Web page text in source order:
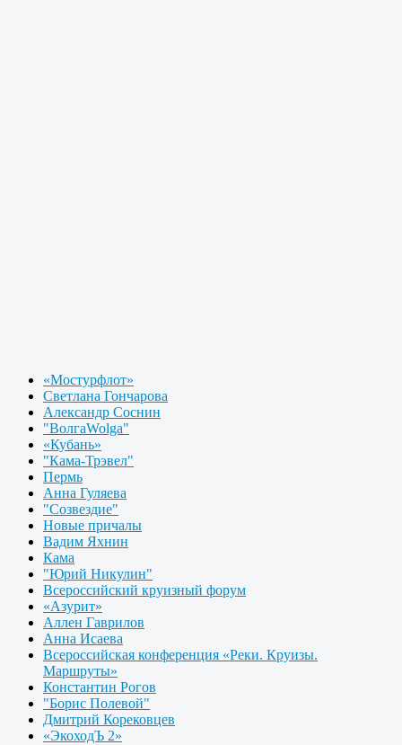
«Мостурфлот»
Светлана Гончарова
Александр Соснин
"ВолгаWolga"
«Кубань»
"Кама-Трэвел"
Пермь
Анна Гуляева
"Созвездие"
Новые причалы
Вадим Яхнин
Кама
"Юрий Никулин"
Всероссийский круизный форум
«Азурит»
Аллен Гаврилов
Анна Исаева
Всероссийская конференция «Реки. Круизы.
Маршруты»
Константин Рогов
"Борис Полевой"
Дмитрий Корековцев
«ЭкоходЪ 2»